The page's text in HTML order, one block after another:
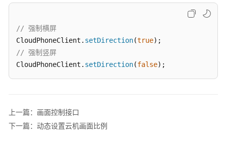
SDK
参
考
侧
SDK
// 强制横屏
CloudPhoneClient. setDirection(true
// 强制竖屏
CloudPhoneClient. setDirection(false);
上一篇：画面控制接口
下一篇：动态设置云机画面比例